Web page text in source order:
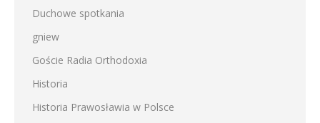
Duchowe spotkania
gniew
Goście Radia Orthodoxia
Historia
Historia Prawosławia w Polsce